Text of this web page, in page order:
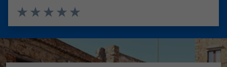
Valuta 5 stelle su 5
Valuta 4 stelle su 5
Valuta 3 stelle su 5
Valuta 2 stelle su 5
Valuta 1 stelle su 5